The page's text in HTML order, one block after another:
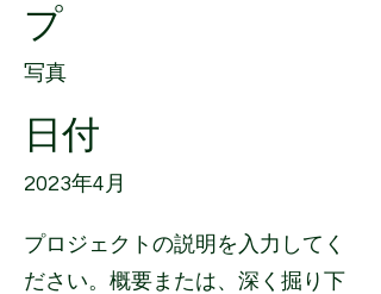
プ
写真
日付
2023年4月
プロジェクトの説明を入力してく
ださい。概要または、深く掘り下